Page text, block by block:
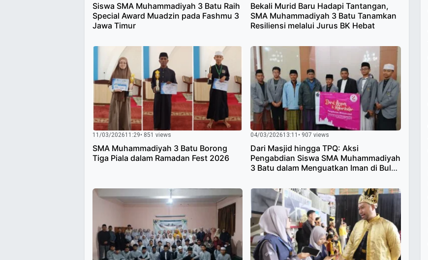
Siswa SMA Muhammadiyah 3 Batu Raih
Special Award Muadzin pada Fashmu 3
Jawa Timur
Bekali Murid Baru Hadapi Tantangan,
SMA Muhammadiyah 3 Batu Tanamkan
Resiliensi melalui Jurus BK Hebat
11/03/202611:29• 851 views
SMA Muhammadiyah 3 Batu Borong
Tiga Piala dalam Ramadan Fest 2026
04/03/202613:11 • 907 views
Dari Masjid hingga TPQ: Aksi
Pengabdian Siswa SMA Muhammadiyah
3 Batu dalam Menguatkan Iman di Bulan